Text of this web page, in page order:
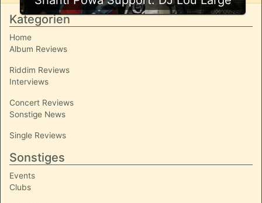
Kategorien
Home
Album Reviews
Riddim Reviews
Interviews
Concert Reviews
Sonstige News
Single Reviews
Sonstiges
Events
Clubs